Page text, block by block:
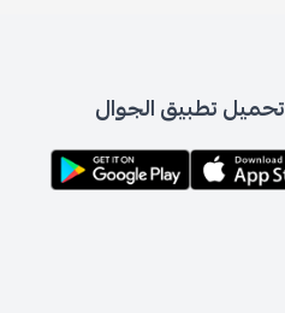
تحميل تطبيق الجوال